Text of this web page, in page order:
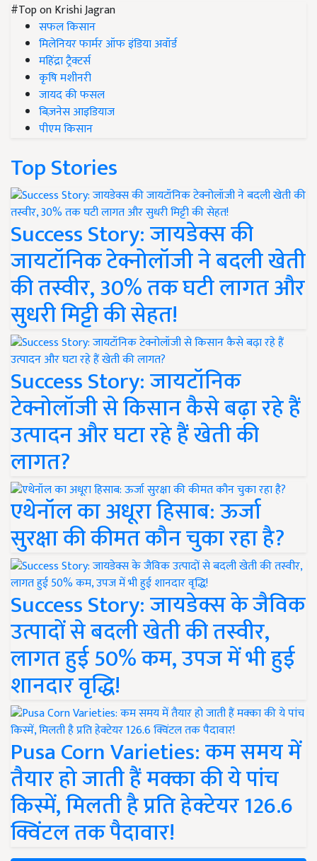
#Top on Krishi Jagran
सफल किसान
मिलेनियर फार्मर ऑफ इंडिया अवॉर्ड
महिंद्रा ट्रैक्टर्स
कृषि मशीनरी
जायद की फसल
बिज़नेस आइडियाज
पीएम किसान
Top Stories
Success Story: जायडेक्स की
जायटॉनिक टेक्नोलॉजी ने बदली खेती
की तस्वीर, 30% तक घटी लागत और
सुधरी मिट्टी की सेहत!
Success Story: जायटॉनिक
टेक्नोलॉजी से किसान कैसे बढ़ा रहे हैं
उत्पादन और घटा रहे हैं खेती की
लागत?
एथेनॉल का अधूरा हिसाब: ऊर्जा
सुरक्षा की कीमत कौन चुका रहा है?
Success Story: जायडेक्स के जैविक
उत्पादों से बदली खेती की तस्वीर,
लागत हुई 50% कम, उपज में भी हुई
शानदार वृद्धि!
Pusa Corn Varieties: कम समय में
तैयार हो जाती हैं मक्का की ये पांच
किस्में, मिलती है प्रति हेक्टेयर 126.6
क्विंटल तक पैदावार!